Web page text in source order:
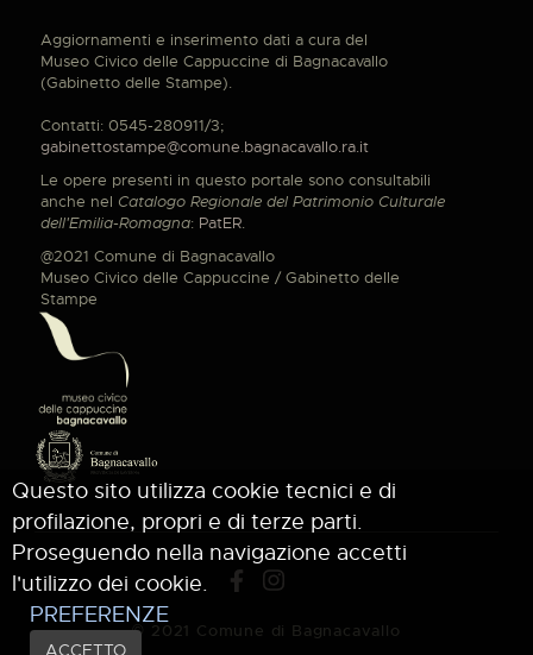
Aggiornamenti e inserimento dati a cura del
Museo Civico delle Cappuccine di Bagnacavallo
(Gabinetto delle Stampe).
Contatti: 0545-280911/3;
gabinettostampe@comune.bagnacavallo.ra.it
Le opere presenti in questo portale sono consultabili
anche nel Catalogo Regionale del Patrimonio Culturale
dell'Emilia-Romagna: PatER.
@2021 Comune di Bagnacavallo
Museo Civico delle Cappuccine / Gabinetto delle
Stampe
© 2021 Comune di Bagnacavallo
Questo sito utilizza cookie tecnici e di
profilazione, propri e di terze parti.
Proseguendo nella navigazione accetti
l'utilizzo dei cookie.
PREFERENZE
ACCETTO